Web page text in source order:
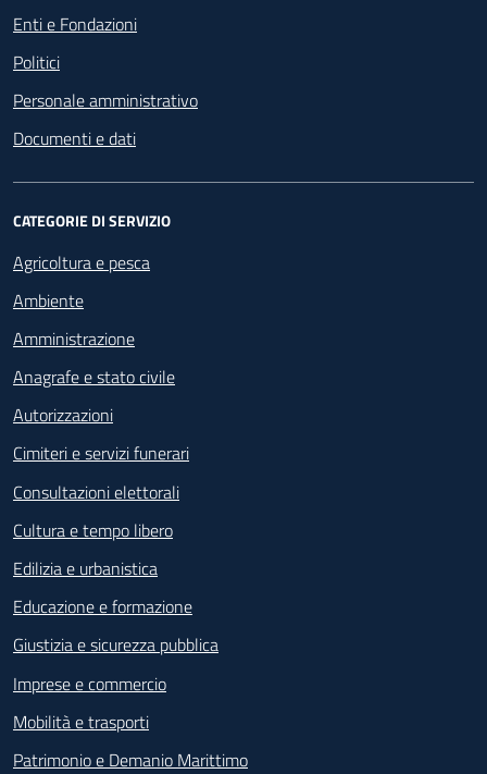
Enti e Fondazioni
Politici
Personale amministrativo
Documenti e dati
CATEGORIE DI SERVIZIO
Agricoltura e pesca
Ambiente
Amministrazione
Anagrafe e stato civile
Autorizzazioni
Cimiteri e servizi funerari
Consultazioni elettorali
Cultura e tempo libero
Edilizia e urbanistica
Educazione e formazione
Giustizia e sicurezza pubblica
Imprese e commercio
Mobilità e trasporti
Patrimonio e Demanio Marittimo